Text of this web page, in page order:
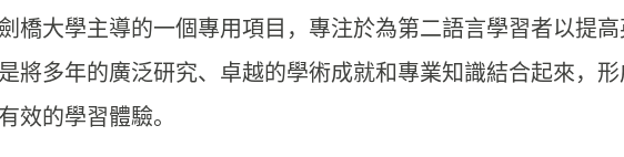
橋大學主導的一個專用項目， 專注於為第二語言學習者以提高
將多年的廣泛研究、 卓越的學術成就和專業知識結合起來，形
效的學習體驗。